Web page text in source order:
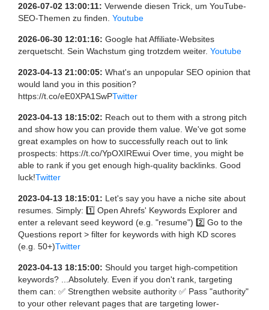
2026-07-02 13:00:11: Verwende diesen Trick, um YouTube-
SEO-Themen zu finden. Youtube
2026-06-30 12:01:16: Google hat Affiliate-Websites
zerquetscht. Sein Wachstum ging trotzdem weiter. Youtube
2023-04-13 21:00:05: What's an unpopular SEO opinion that
would land you in this position?
https://t.co/eE0XPA1SwPTwitter
2023-04-13 18:15:02: Reach out to them with a strong pitch
and show how you can provide them value. We've got some
great examples on how to successfully reach out to link
prospects: https://t.co/YpOXIREwui Over time, you might be
able to rank if you get enough high-quality backlinks. Good
luck!Twitter
2023-04-13 18:15:01: Let's say you have a niche site about
resumes. Simply: 1️⃣ Open Ahrefs' Keywords Explorer and
enter a relevant seed keyword (e.g. "resume") 2️⃣ Go to the
Questions report > filter for keywords with high KD scores
(e.g. 50+)Twitter
2023-04-13 18:15:00: Should you target high-competition
keywords? ...Absolutely. Even if you don't rank, targeting
them can: ✅ Strengthen website authority ✅ Pass "authority"
to your other relevant pages that are targeting lower-